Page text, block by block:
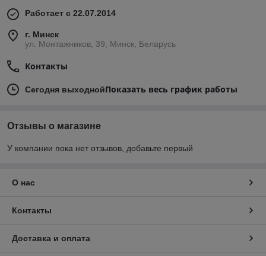
Работает с 22.07.2014
г. Минск
ул. Монтажников, 39, Минск, Беларусь
Контакты
Сегодня выходнойПоказать весь график работы
Отзывы о магазине
У компании пока нет отзывов, добавьте первый
О нас
Контакты
Доставка и оплата